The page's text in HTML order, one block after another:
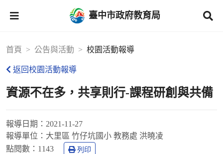
臺中市政府教育局
首頁 公告與活動 校園活動報導
返回校園活動報導
資源不在多，共享則行-課程研創與共備
報導日期： 2021-11-27
報導單位： 大里區 竹仔坑國小 教務處 洪曉凌
點閱數： 1143 列印